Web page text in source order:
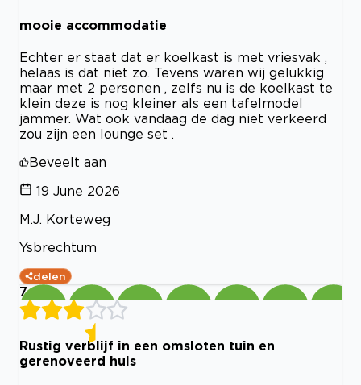
mooie accommodatie
Echter er staat dat er koelkast is met vriesvak ,
helaas is dat niet zo. Tevens waren wij gelukkig
maar met 2 personen , zelfs nu is de koelkast te
klein deze is nog kleiner als een tafelmodel
jammer. Wat ook vandaag de dag niet verkeerd
zou zijn een lounge set .
Beveelt aan
19 June 2026
M.J. Korteweg
Ysbrechtum
delen
7
Rustig verblijf in een omsloten tuin en
gerenoveerd huis